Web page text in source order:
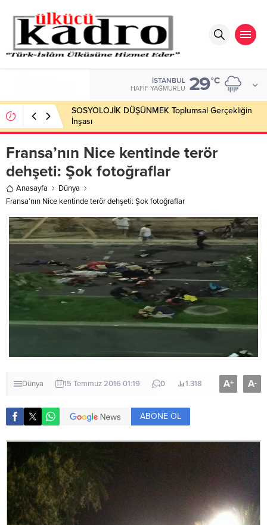
İSTANBUL
HAFIF YAĞMURLU 29°C
SOSYOLOJİK DÜŞÜNMEK Toplumsal Gerçekliğin
İnşası
Fransa’nın Nice kentinde terör
dehşeti: Şok fotoğraflar
Anasayfa
Dünya
Fransa’nın Nice kentinde terör dehşeti: Şok fotoğraflar
Dünya 15 Temmuz 2016 01:19 0 1.318 A+ A-
ABONE OL